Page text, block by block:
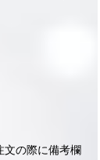
の際に備考欄